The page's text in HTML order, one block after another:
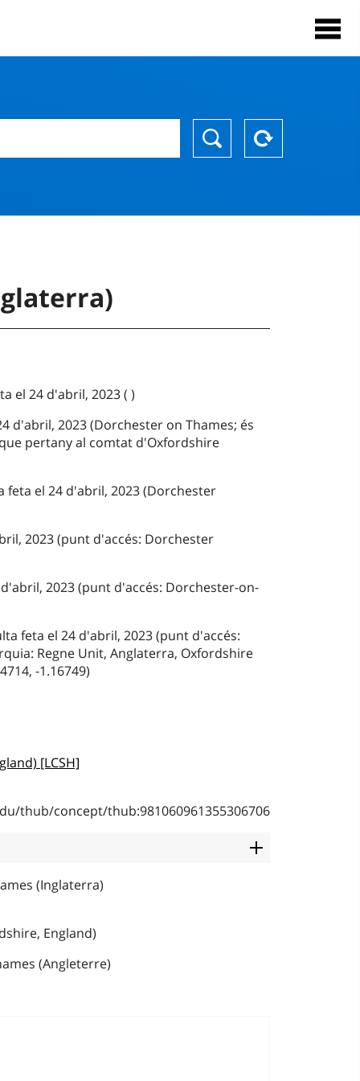
el 24 d'abril, 2023 ( )
d'abril, 2023 (Dorchester on Thames; és
pertany al comtat d'Oxfordshire
feta el 24 d'abril, 2023 (Dorchester
2023 (punt d'accés: Dorchester
2023 (punt d'accés: Dorchester-on-
feta el 24 d'abril, 2023 (punt d'accés:
Regne Unit, Anglaterra, Oxfordshire
-1.16749)
[LCSH]
thub/concept/thub:981060961355306706
(Inglaterra)
England)
(Angleterre)